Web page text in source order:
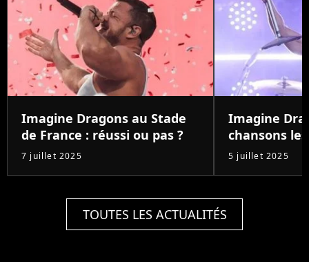
Imagine Dragons au Stade
de France : réussi ou pas ?
7 juillet 2025
Imagine
chansons
5 juillet 2025
TOUTES LES ACTUALITÉS